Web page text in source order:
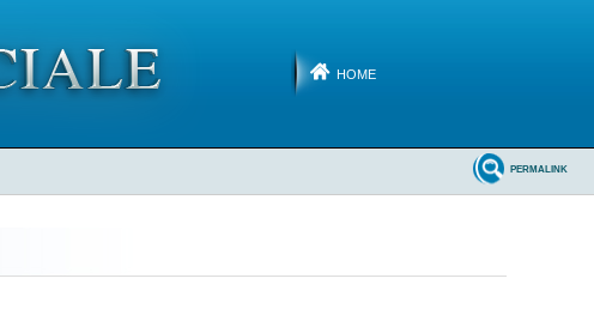
HOME
PERMALINK